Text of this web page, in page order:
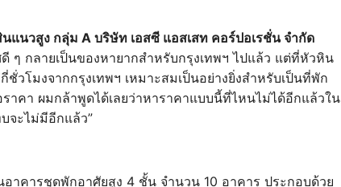
นวสูง กลุ่ม A บริษัท เอสซี แอสเสท คอร์ปอเรชั่น จำกัด
ๆ กลายเป็นของหายากสำหรับกรุงเทพฯ ไปแล้ว แต่ที่หัวหิน
วโมงจากกรุงเทพฯ เหมาะสมเป็นอย่างยิ่งสำหรับเป็นที่พัก
คา ผมกล้าพูดได้เลยว่าหาราคาแบบนี้ที่ไหนไม่ได้อีกแล้วใน
จะไม่มีอีกแล้ว”
าคารชุดพักอาศัยสูง 4 ชั้น จำนวน 10 อาคาร ประกอบด้วย